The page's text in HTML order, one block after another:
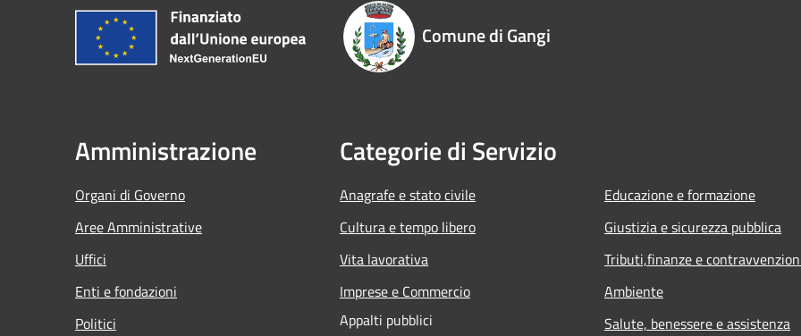
Comune di Gangi
Amministrazione
Organi di Governo
Aree Amministrative
Uffici
Enti e fondazioni
Politici
Categorie di Servizio
Anagrafe e stato civile
Cultura e tempo libero
Vita lavorativa
Imprese e Commercio
Appalti pubblici
Educazione e formazione
Giustizia e sicurezza pubblica
Tributi,finanze e
Ambiente
Salute, benessere e assistenza